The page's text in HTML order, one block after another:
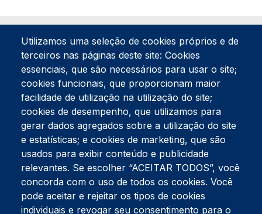
Tel:234 390 100Fax:234 390 100
Endereço Postal
Apartado 42
Rua Gil Eanes 31
3834-908 Gafanha da Nazaré
Estúdios
Rua Prior Guerra
Edifício do Centro Cultural da Gafanha da Nazaré
Utilizamos uma seleção de cookies próprios e de
terceiros nas páginas deste site: Cookies
essenciais, que são necessários para usar o site;
cookies funcionais, que proporcionam maior
facilidade de utilização na utilização do site;
cookies de desempenho, que utilizamos para
gerar dados agregados sobre a utilização do site
e estatísticas; e cookies de marketing, que são
usados para exibir conteúdo e publicidade
relevantes. Se escolher “ACEITAR TODOS”, você
concorda com o uso de todos os cookies. Você
pode aceitar e rejeitar os tipos de cookies
individuais e revogar seu consentimento para o